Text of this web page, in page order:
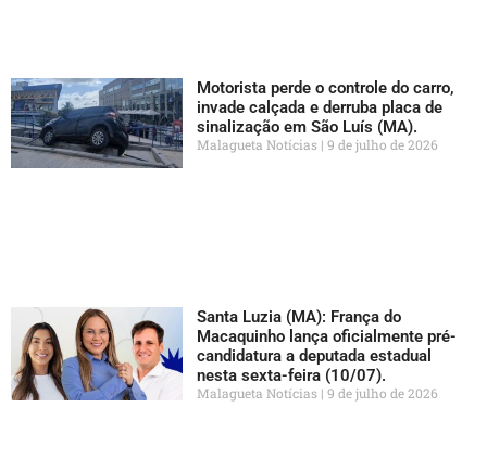
Motorista perde o controle do carro,
invade calçada e derruba placa de
sinalização em São Luís (MA).
Malagueta Notícias 9 de julho de 2026
Santa Luzia (MA): França do
Macaquinho lança oficialmente pré-
candidatura a deputada estadual
nesta sexta-feira (10/07).
Malagueta Notícias 9 de julho de 2026